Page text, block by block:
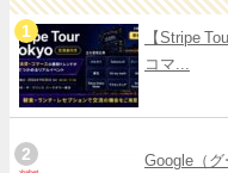
【Stripe
コマ...
Google（